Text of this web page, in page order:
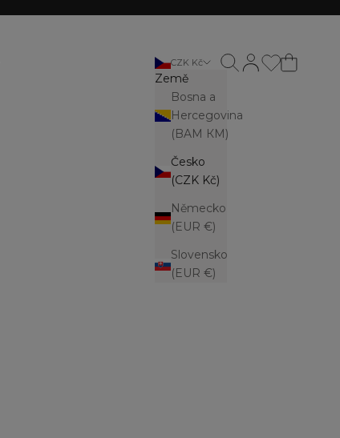
CZK Kč
Země
Bosna a
Hercegovina
(BAM КМ)
Česko
(CZK Kč)
Německo
(EUR €)
Slovensko
(EUR €)
Otevřít stránku
Otevřít vyhledávání